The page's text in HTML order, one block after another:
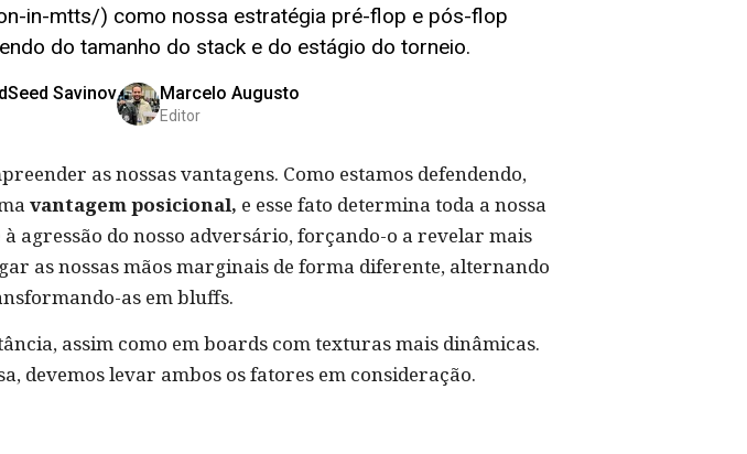
in-mtts/) como nossa estratégia pré-flop e pós-flop
do tamanho do stack e do estágio do torneio.
Savinov Marcelo Augusto
Editor
as nossas vantagens. Como estamos defendendo,
vantagem posicional, e esse fato determina toda a nossa
agressão do nosso adversário, forçando-o a revelar mais
as nossas mãos marginais de forma diferente, alternando
as em bluffs.
assim como em boards com texturas mais dinâmicas.
devemos levar ambos os fatores em consideração.